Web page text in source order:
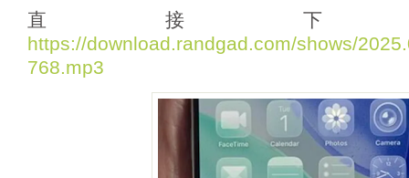
i
o
P
l
直接
https://download.randgad.com/shows/
768.mp3